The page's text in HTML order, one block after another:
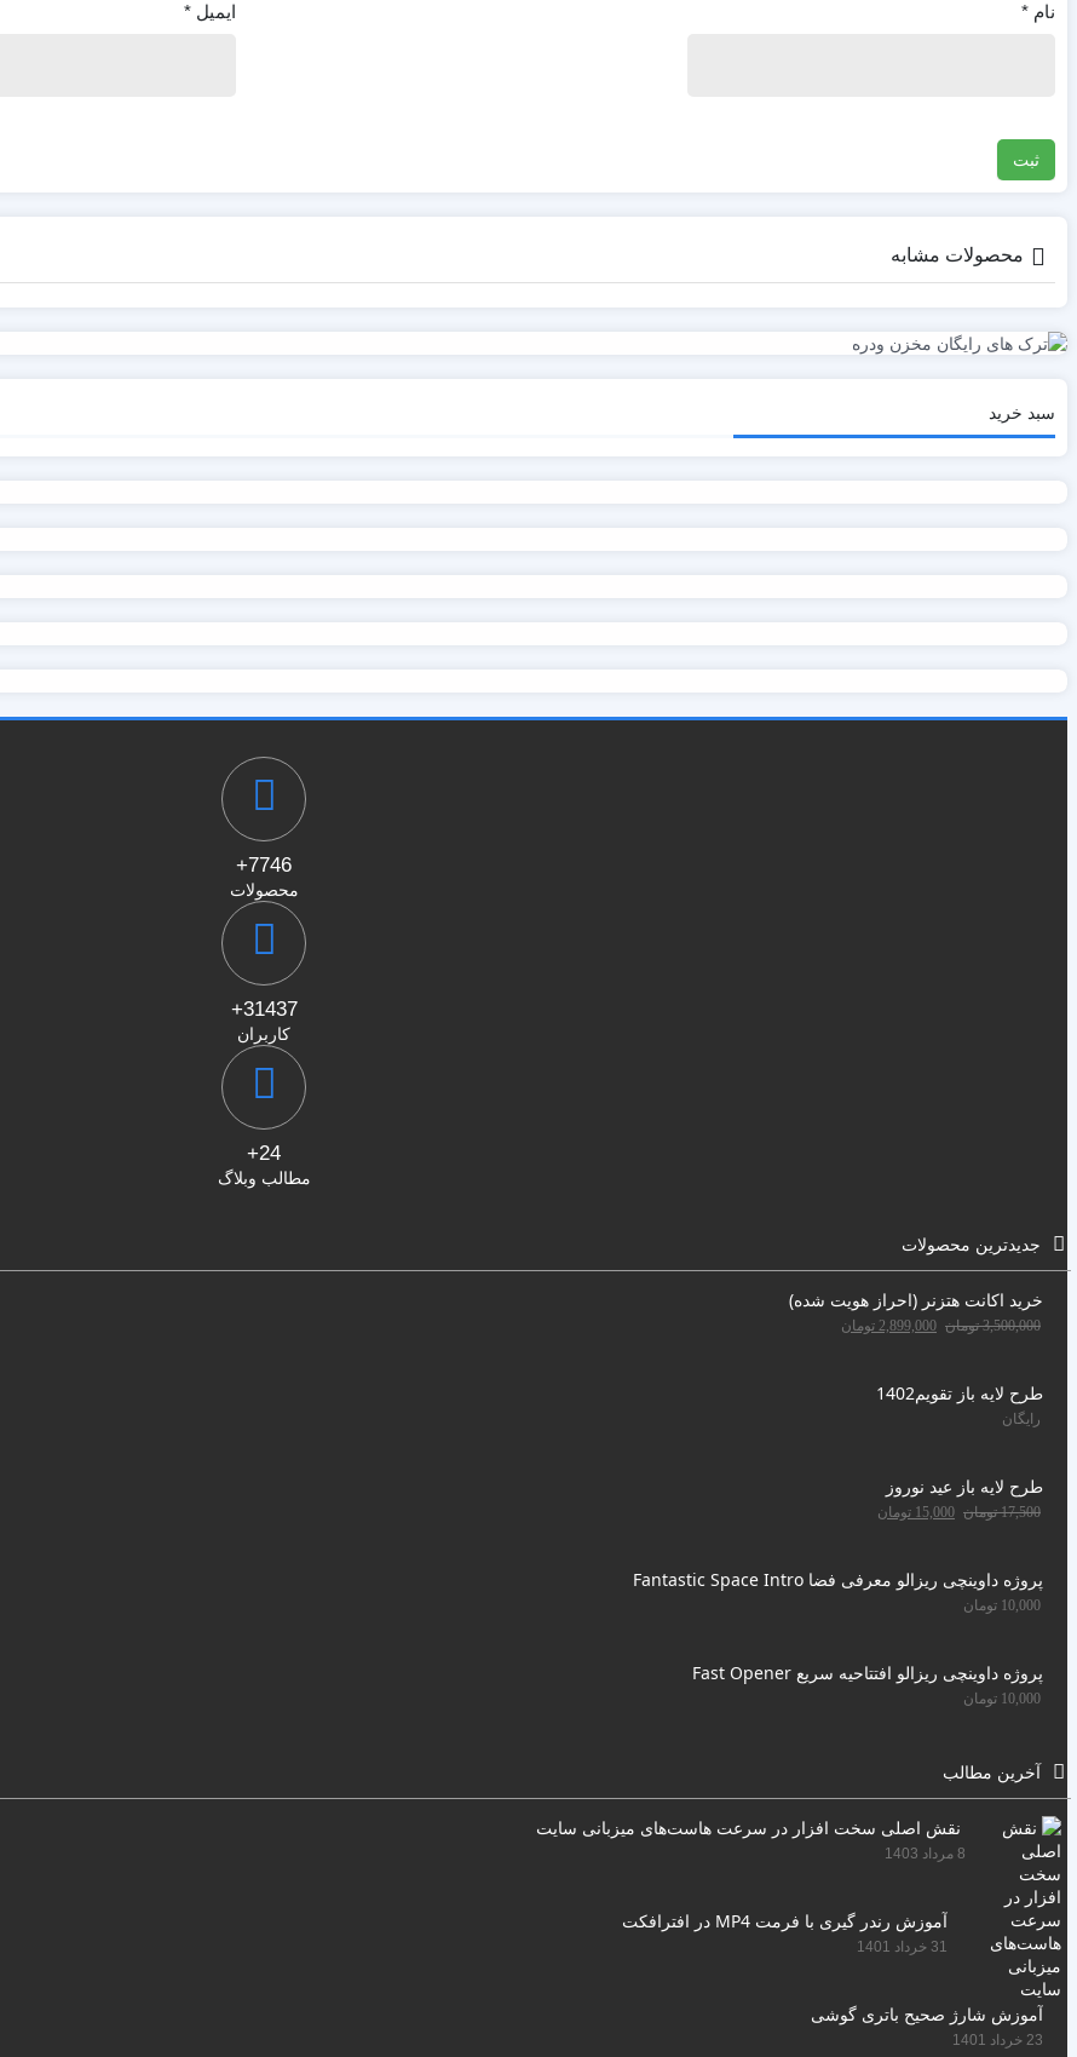
نام * ایمیل*
محصولات مشابه
سبد خرید
7746+
محصولات
31437+
کاربران
24+
مطالب وبلاگ
جدیدترین محصولات
خرید اکانت هتزنر (احراز هویت شده)
3,500,000 تومان 2,899,000 تومان
طرح لایه باز تقویم1402
رایگان
طرح لایه باز عید نوروز
17,500 تومان 15,000 تومان
پروژه داوینچی ریزالو معرفی فضا Fantastic Space Intro
10,000 تومان
پروژه داوینچی ریزالو افتتاحیه سریع Fast Opener
10,000 تومان
آخرین مطالب
نقش اصلی سخت افزار در سرعت هاست‌های میزبانی سایت
8 مرداد 1403
آموزش رندر گیری با فرمت MP4 در افترافکت
31 خرداد 1401
آموزش شارژ صحیح باتری گوشی
23 خرداد 1401